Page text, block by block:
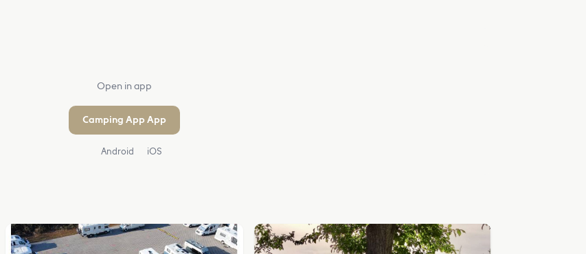
Open in app
Camping App App
Android iOS